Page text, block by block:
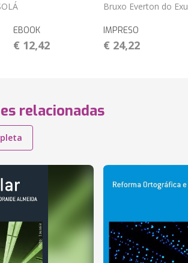
EBOOK
€ 12,42
Bruxo Everton do
IMPRESO
€ 24,22
relacionadas